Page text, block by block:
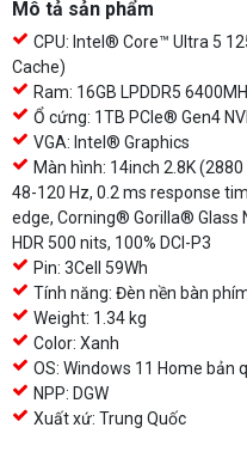
Mô tả sản phẩm
CPU: Intel® Core™ Ultra 5
Cache)
Ram: 16GB LPDDR5
Ổ cứng: 1TB PCIe® Gen4
VGA: Intel® Graphics
Màn hình: 14inch 2.8K
48-120 Hz, 0.2 ms response
edge, Corning® Gorilla® Glass
HDR 500 nits, 100% DCI-P3
Pin: 3Cell 59Wh
Tính năng: Đèn nền bàn
Weight: 1.34 kg
Color: Xanh
OS: Windows 11 Home bản
NPP: DGW
Xuất xứ: Trung Quốc